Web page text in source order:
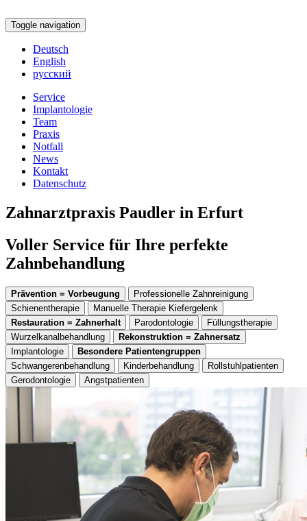
Toggle navigation
Deutsch
English
русский
Service
Implantologie
Team
Praxis
Notfall
News
Kontakt
Datenschutz
Zahnarztpraxis Paudler in Erfurt
Voller Service für Ihre perfekte
Zahnbehandlung
Prävention = Vorbeugung
Professionelle Zahnreinigung
Schienentherapie
Manuelle Therapie Kiefergelenk
Restauration = Zahnerhalt
Parodontologie
Füllungstherapie
Wurzelkanalbehandlung
Rekonstruktion = Zahnersatz
Implantologie
Besondere Patientengruppen
Schwangerenbehandlung
Kinderbehandlung
Rollstuhlpatienten
Gerodontologie
Angstpatienten